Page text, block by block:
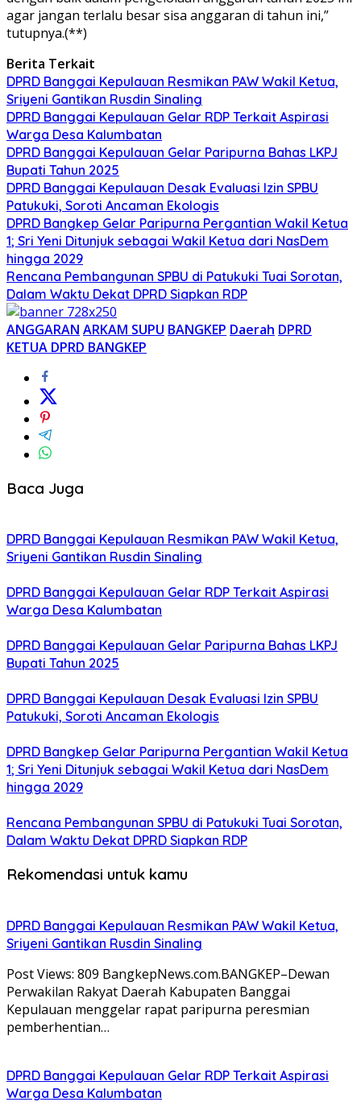
agar jangan terlalu besar sisa anggaran di tahun ini,”
tutupnya.(**)
Berita Terkait
DPRD Banggai Kepulauan Resmikan PAW Wakil Ketua,
Sriyeni Gantikan Rusdin Sinaling
DPRD Banggai Kepulauan Gelar RDP Terkait Aspirasi
Warga Desa Kalumbatan
DPRD Banggai Kepulauan Gelar Paripurna Bahas LKPJ
Bupati Tahun 2025
DPRD Banggai Kepulauan Desak Evaluasi Izin SPBU
Patukuki, Soroti Ancaman Ekologis
DPRD Bangkep Gelar Paripurna Pergantian Wakil Ketua
1; Sri Yeni Ditunjuk sebagai Wakil Ketua dari NasDem
hingga 2029
Rencana Pembangunan SPBU di Patukuki Tuai Sorotan,
Dalam Waktu Dekat DPRD Siapkan RDP
ANGGARAN ARKAM SUPU BANGKEP Daerah DPRD
KETUA DPRD BANGKEP
Baca Juga
DPRD Banggai Kepulauan Resmikan PAW Wakil Ketua,
Sriyeni Gantikan Rusdin Sinaling
DPRD Banggai Kepulauan Gelar RDP Terkait Aspirasi
Warga Desa Kalumbatan
DPRD Banggai Kepulauan Gelar Paripurna Bahas LKPJ
Bupati Tahun 2025
DPRD Banggai Kepulauan Desak Evaluasi Izin SPBU
Patukuki, Soroti Ancaman Ekologis
DPRD Bangkep Gelar Paripurna Pergantian Wakil Ketua
1; Sri Yeni Ditunjuk sebagai Wakil Ketua dari NasDem
hingga 2029
Rencana Pembangunan SPBU di Patukuki Tuai Sorotan,
Dalam Waktu Dekat DPRD Siapkan RDP
Rekomendasi untuk kamu
DPRD Banggai Kepulauan Resmikan PAW Wakil Ketua,
Sriyeni Gantikan Rusdin Sinaling
Post Views: 809 BangkepNews.com.BANGKEP–Dewan
Perwakilan Rakyat Daerah Kabupaten Banggai
Kepulauan menggelar rapat paripurna peresmian
pemberhentian…
DPRD Banggai Kepulauan Gelar RDP Terkait Aspirasi
Warga Desa Kalumbatan